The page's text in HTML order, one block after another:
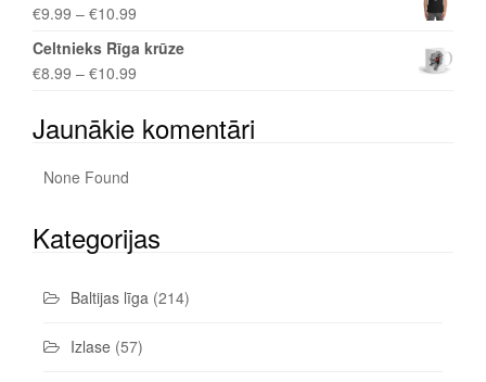
€9.99 – €10.99
Celtnieks Rīga krūze
€8.99 – €10.99
Jaunākie komentāri
None Found
Kategorijas
Baltijas līga (214)
Izlase (57)